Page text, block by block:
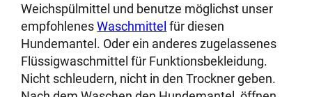
Weichspülmittel und benutze möglichst unser
empfohlenesWaschmittel für diesen
Hundemantel. Oder ein anderes zugelassenes
Flüssigwaschmittel für Funktionsbekleidung.
Nicht schleudern, nicht in den Trockner geben.